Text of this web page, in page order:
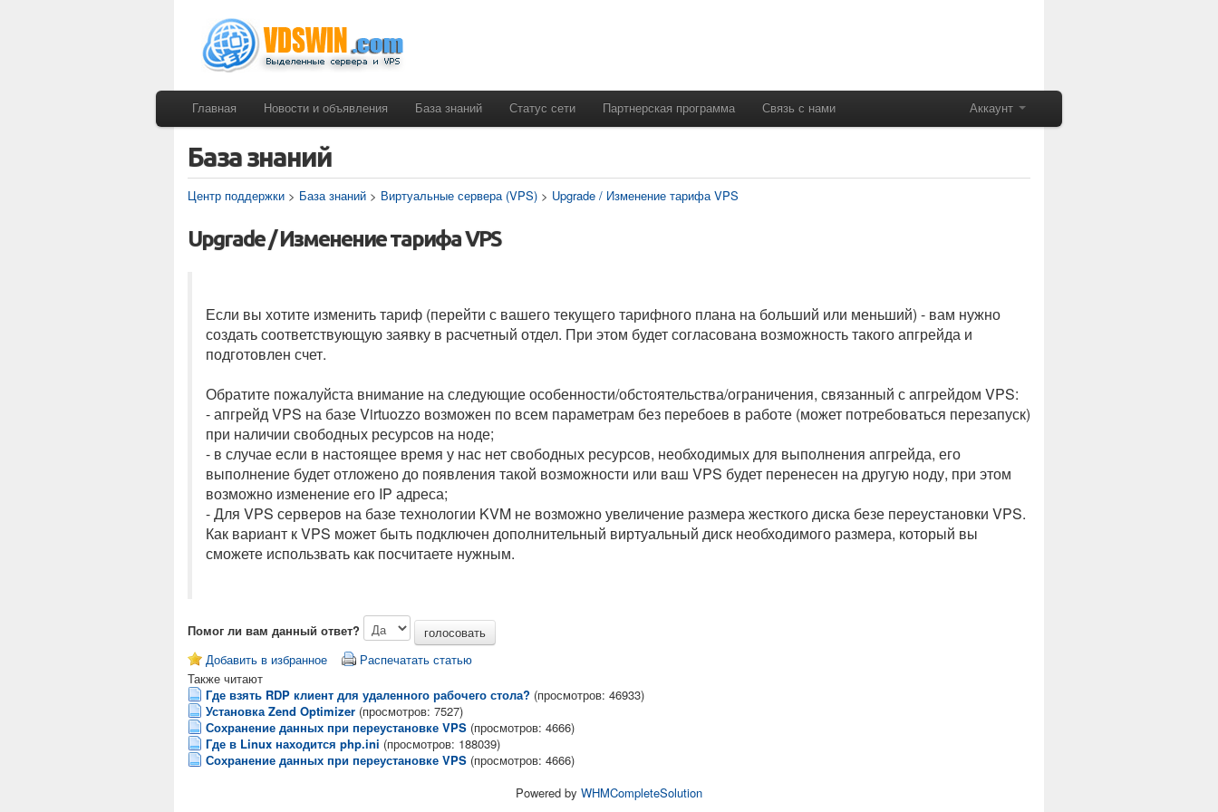
Главная Новости и объявления База знаний Статус сети Партнерская программа Связь с нами Аккаунт
База знаний
Центр поддержки > База знаний > Виртуальные сервера (VPS) > Upgrade / Изменение тарифа VPS
Upgrade / Изменение тарифа VPS
Если вы хотите изменить тариф (перейти с вашего текущего тарифного плана на больший или меньший) - вам нужно
создать соответствующую заявку в расчетный отдел. При этом будет согласована возможность такого апгрейда и
подготовлен счет.
Обратите пожалуйста внимание на следующие особенности/обстоятельства/ограничения, связанный с апгрейдом VPS:
- апгрейд VPS на базе Virtuozzo возможен по всем параметрам без перебоев в работе (может потребоваться перезапуск)
при наличии свободных ресурсов на ноде;
- в случае если в настоящее время у нас нет свободных ресурсов, необходимых для выполнения апгрейда, его
выполнение будет отложено до появления такой возможности или ваш VPS будет перенесен на другую ноду, при этом
возможно изменение его IP адреса;
- Для VPS серверов на базе технологии KVM не возможно увеличение размера жесткого диска безе переустановки VPS.
Как вариант к VPS может быть подключен дополнительный виртуальный диск необходимого размера, который вы
сможете использвать как посчитаете нужным.
Помог ли вам данный ответ?
Добавить в избранное
Распечатать статью
Также читают
Где взять RDP клиент для удаленного рабочего стола? (просмотров: 46933)
Установка Zend Optimizer (просмотров: 7527)
Сохранение данных при переустановке VPS (просмотров: 4666)
Где в Linux находится php.ini (просмотров: 188039)
Сохранение данных при переустановке VPS (просмотров: 4666)
Powered by WHMCompleteSolution